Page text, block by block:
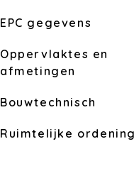
EPC gegevens
Oppervlaktes en
afmetingen
Bouwtechnisch
Ruimtelijke ordening